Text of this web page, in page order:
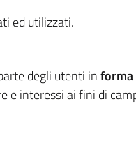
ed utilizzati.
degli utenti informa
interessi ai fini di